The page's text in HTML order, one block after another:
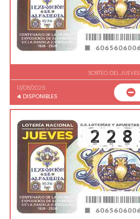
SORTEO DEL JUEVES
13/08/2026
4 DISPONIBLES